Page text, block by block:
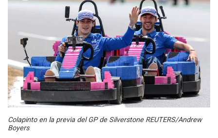
Colapinto en la previa del GP de Silverstone REUTERS/Andrew
Boyers